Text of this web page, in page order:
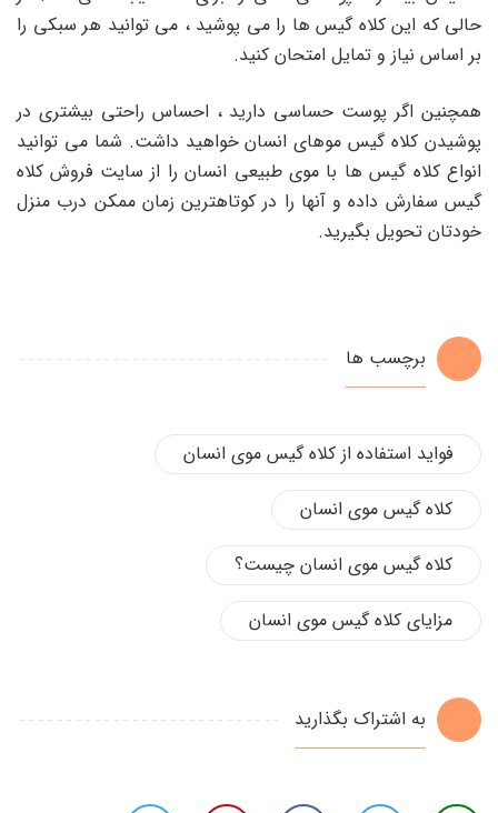
حالی که این کلاه گیس ها را می پوشید ، می توانید هر سبکی را
بر اساس نیاز و تمایل امتحان کنید.
همچنین اگر پوست حساسی دارید ، احساس راحتی بیشتری در
پوشیدن کلاه گیس موهای انسان خواهید داشت. شما می توانید
انواع کلاه گیس ها با موی طبیعی انسان را از سایت فروش کلاه
گیس سفارش داده و آنها را در کوتاهترین زمان ممکن درب منزل
خودتان تحویل بگیرید.
برچسب ها
فواید استفاده از کلاه گیس موی انسان
کلاه گیس موی انسان
کلاه گیس موی انسان چیست؟
مزایای کلاه گیس موی انسان
به اشتراک بگذارید